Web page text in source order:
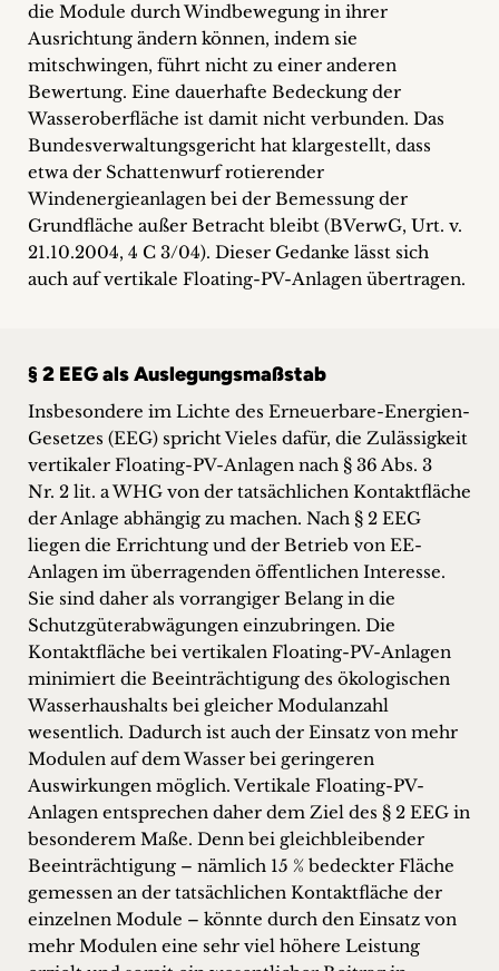
die Module durch Windbewegung in ihrer
Ausrichtung ändern können, indem sie
mitschwingen, führt nicht zu einer anderen
Bewertung. Eine dauerhafte Bedeckung der
Wasseroberfläche ist damit nicht verbunden. Das
Bundesverwaltungsgericht hat klargestellt, dass
etwa der Schattenwurf rotierender
Windenergieanlagen bei der Bemessung der
Grundfläche außer Betracht bleibt (BVerwG, Urt. v.
21.10.2004, 4 C 3/04). Dieser Gedanke lässt sich
auch auf vertikale Floating-PV-Anlagen übertragen.
§ 2 EEG als Auslegungsmaßstab
Insbesondere im Lichte des Erneuerbare-Energien-
Gesetzes (EEG) spricht Vieles dafür, die Zulässigkeit
vertikaler Floating-PV-Anlagen nach § 36 Abs. 3
Nr. 2 lit. a WHG von der tatsächlichen Kontaktfläche
der Anlage abhängig zu machen. Nach § 2 EEG
liegen die Errichtung und der Betrieb von EE-
Anlagen im überragenden öffentlichen Interesse.
Sie sind daher als vorrangiger Belang in die
Schutzgüterabwägungen einzubringen. Die
Kontaktfläche bei vertikalen Floating-PV-Anlagen
minimiert die Beeinträchtigung des ökologischen
Wasserhaushalts bei gleicher Modulanzahl
wesentlich. Dadurch ist auch der Einsatz von mehr
Modulen auf dem Wasser bei geringeren
Auswirkungen möglich. Vertikale Floating-PV-
Anlagen entsprechen daher dem Ziel des § 2 EEG in
besonderem Maße. Denn bei gleichbleibender
Beeinträchtigung – nämlich 15 % bedeckter Fläche
gemessen an der tatsächlichen Kontaktfläche der
einzelnen Module – könnte durch den Einsatz von
mehr Modulen eine sehr viel höhere Leistung